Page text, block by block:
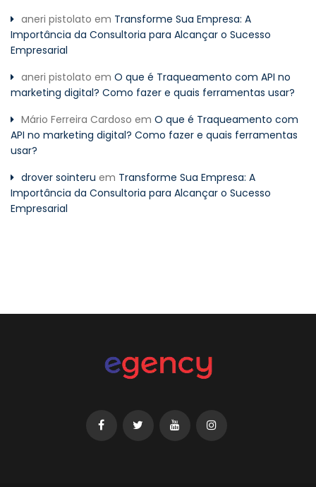
aneri pistolato em Transforme Sua Empresa: A
Importância da Consultoria para Alcançar o Sucesso
Empresarial
aneri pistolato em O que é Traqueamento com API no
marketing digital? Como fazer e quais ferramentas usar?
Mário Ferreira Cardoso em O que é Traqueamento com
API no marketing digital? Como fazer e quais ferramentas
usar?
drover sointeru em Transforme Sua Empresa: A
Importância da Consultoria para Alcançar o Sucesso
Empresarial